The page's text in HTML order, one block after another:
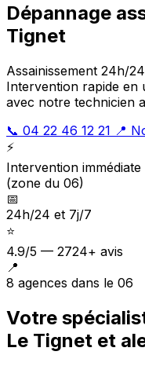
Dépannage
Tignet
Assainissement 24h/
Intervention rapide
avec notre technicien
📞 04 22 46 12 21 📍
⚡
Intervention
(zone du 06)
📅
24h/24 et 7j/7
⭐
4.9/5 — 2724+ avis
📍
8 agences dans le 06
Votre
Le Tignet et